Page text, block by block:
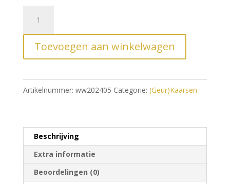
Coconut
Toevoegen aan winkelwagen
i
v
e
:
Artikelnummer: ww202405 Categorie: (Geur)Kaarsen
Beschrijving
Extra informatie
Beoordelingen (0)